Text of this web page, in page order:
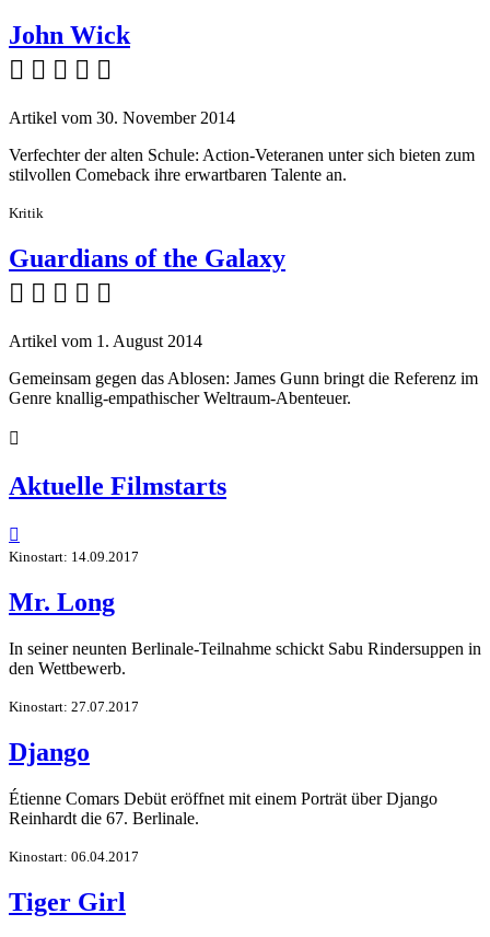
John Wick
    
Artikel vom 30. November 2014
Verfechter der alten Schule: Action-Veteranen unter sich bieten zum
stilvollen Comeback ihre erwartbaren Talente an.
Kritik
Guardians of the Galaxy
    
Artikel vom 1. August 2014
Gemeinsam gegen das Ablosen: James Gunn bringt die Referenz im
Genre knallig-empathischer Weltraum-Abenteuer.

Aktuelle Filmstarts

Kinostart: 14.09.2017
Mr. Long
In seiner neunten Berlinale-Teilnahme schickt Sabu Rindersuppen in
den Wettbewerb.
Kinostart: 27.07.2017
Django
Étienne Comars Debüt eröffnet mit einem Porträt über Django
Reinhardt die 67. Berlinale.
Kinostart: 06.04.2017
Tiger Girl